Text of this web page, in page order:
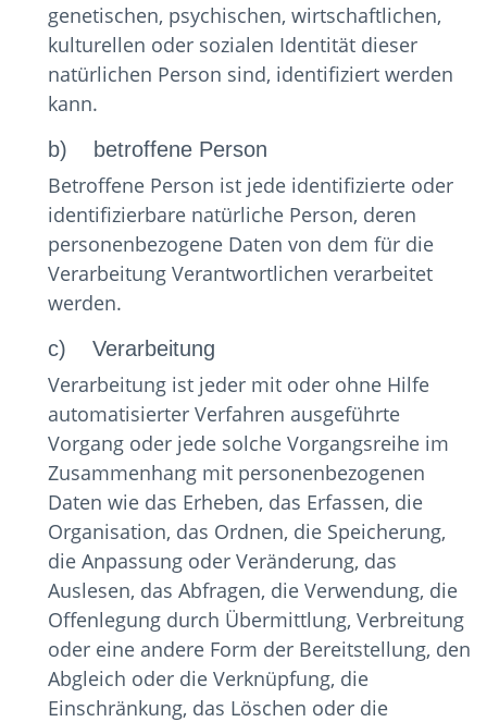
genetischen, psychischen, wirtschaftlichen,
kulturellen oder sozialen Identität dieser
natürlichen Person sind, identifiziert werden
kann.
b) betroffene Person
Betroffene Person ist jede identifizierte oder
identifizierbare natürliche Person, deren
personenbezogene Daten von dem für die
Verarbeitung Verantwortlichen verarbeitet
werden.
c) Verarbeitung
Verarbeitung ist jeder mit oder ohne Hilfe
automatisierter Verfahren ausgeführte
Vorgang oder jede solche Vorgangsreihe im
Zusammenhang mit personenbezogenen
Daten wie das Erheben, das Erfassen, die
Organisation, das Ordnen, die Speicherung,
die Anpassung oder Veränderung, das
Auslesen, das Abfragen, die Verwendung, die
Offenlegung durch Übermittlung, Verbreitung
oder eine andere Form der Bereitstellung, den
Abgleich oder die Verknüpfung, die
Einschränkung, das Löschen oder die